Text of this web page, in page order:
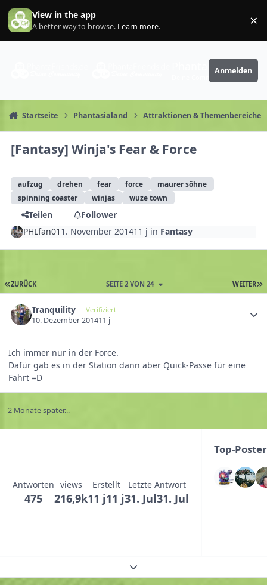
Zum Inhalt springen
View in the app
A better way to browse. Learn more. ×
PhantaFriends.de
Anmelden
Startseite Phantasialand Attraktionen & Themenbereiche
[Fantasy] Winja's Fear & Force
aufzug drehen fear force
maurer söhne
spinning coaster
winjas wuze town
Teilen
Follower
PHLfan01 1. November 201411 j in Fantasy
ZURÜCK WEITER
SEITE 2 VON 24
Tranquility Verifiziert
10. Dezember 201411 j
Ich immer nur in der Force.
Dafür gab es in der Station dann aber Quick-Pässe für eine
Fahrt =D
2 Monate später...
Antworten
475
views
216,9k
Erstellt
11 j11 j
Letzte Antwort
31. Jul31. Jul
Top-
Themenübersicht erweitern